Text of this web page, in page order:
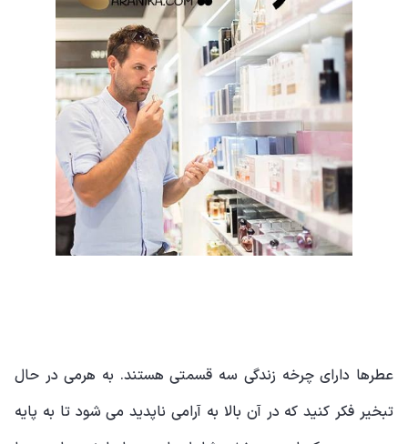
عطرها دارای چرخه زندگی سه قسمتی هستند. به هرمی در حال
تبخیر فکر کنید که در آن بالا به آرامی ناپدید می شود تا به پایه